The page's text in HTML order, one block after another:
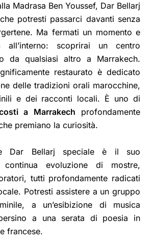
Madrasa Ben Youssef, Dar Bellarj
potresti passarci davanti senza
Ma fermati un momento e
all’interno: scoprirai un centro
da qualsiasi altro a Marrakech.
restaurato è dedicato
delle tradizioni orali marocchine,
e dei racconti locali. È uno di
a Marrakech profondamente
premiano la curiosità.
Dar Bellarj speciale è il suo
evoluzione di mostre,
tutti profondamente radicati
Potresti assistere a un gruppo
a un’esibizione di musica
a una serata di poesia in
francese.